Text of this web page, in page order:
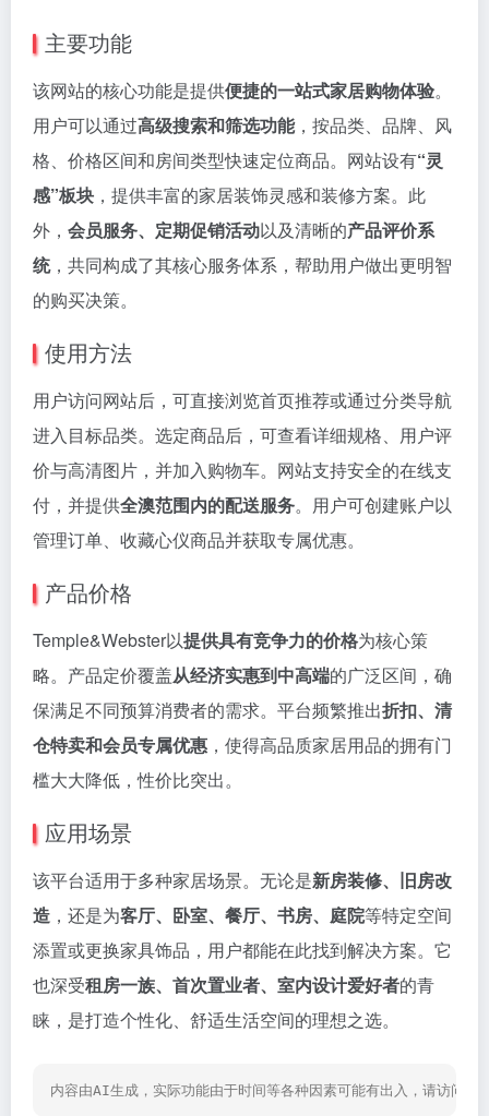
主要功能
该网站的核心功能是提供便捷的一站式家居购物体验。
用户可以通过高级搜索和筛选功能，按品类、品牌、风
格、价格区间和房间类型快速定位商品。网站设有“灵
感”板块 ，提供丰富的家居装饰灵感和装修方案。此
外， 会员服务、定期促销活动以及清晰的产品评价系
统，共同构成了其核心服务体系，帮助用户做出更明智
的购买决策。
使用方法
用户访问网站后，可直接浏览首页推荐或通过分类导航
进入目标品类。选定商品后，可查看详细规格、用户评
价与高清图片，并加入购物车。网站支持安全的在线支
付，并提供全澳范围内的配送服务。用户可创建账户以
管理订单、收藏心仪商品并获取专属优惠。
产品价格
Temple&Webster以提供具有竞争力的价格为核心策
略。产品定价覆盖从经济实惠到中高端的广泛区间，确
保满足不同预算消费者的需求。平台频繁推出折扣、清
仓特卖和会员专属优惠 ，使得高品质家居用品的拥有门
槛大大降低，性价比突出。
应用场景
该平台适用于多种家居场景。无论是新房装修、旧房改
造 ，还是为客厅、卧室、餐厅、书房、庭院等特定空间
添置或更换家具饰品，用户都能在此找到解决方案。它
也深受租房一族、首次置业者、室内设计爱好者的青
睐，是打造个性化、舒适生活空间的理想之选。
内容由AI生成，实际功能由于时间等各种因素可能有出入，请访问网